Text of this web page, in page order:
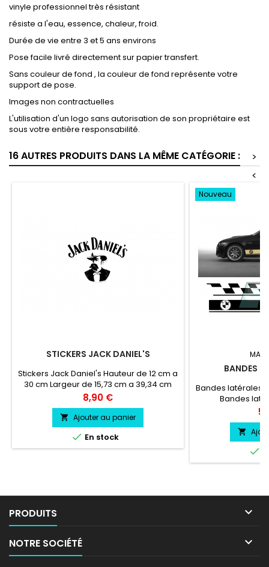
vinyle professionnel très résistant
résiste a l'eau, essence, chaleur, froid.
Durée de vie entre 3 et 5 ans environs
Pose facile livré directement sur papier transfert.
Sans couleur de fond , la couleur de fond représente votre
support de pose.
Images non contractuelles
L'utilisation d'un logo sans autorisation de son propriétaire est
sous votre entière responsabilité.
16 AUTRES PRODUITS DANS LA MÊME CATÉGORIE :
>
<
STICKERS JACK DANIEL'S
Stickers Jack Daniel's Hauteur de 12 cm a
30 cm Largeur de 15,73 cm a 39,34 cm
vinyle professionnel très résistant résiste
a l'eau, essence, chaleur, froid.
Prix
8,90 €
 Ajouter au panier
 En stock
Nouveau
BANDES
Bandes latérales
Bandes


PRODUITS 
NOTRE SOCIÉTÉ 